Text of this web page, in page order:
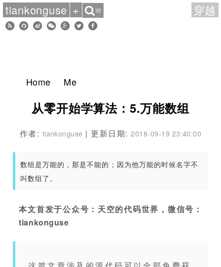
Home Me
从零开始学算法：5.万能数组
作者: tiankonguse | 更新日期:2018-09-19 23:40:00
数组是万能的，那是不能的；因为他万能的时候名字不
叫数组了。
本文首发于公众号：天空的代码世界，微信号：
tiankonguse
tiankonguse + ≡ 穿越